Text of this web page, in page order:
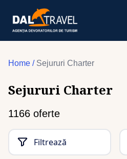
Home / Sejururi Charter
Sejururi Charter
1166 oferte
Filtrează